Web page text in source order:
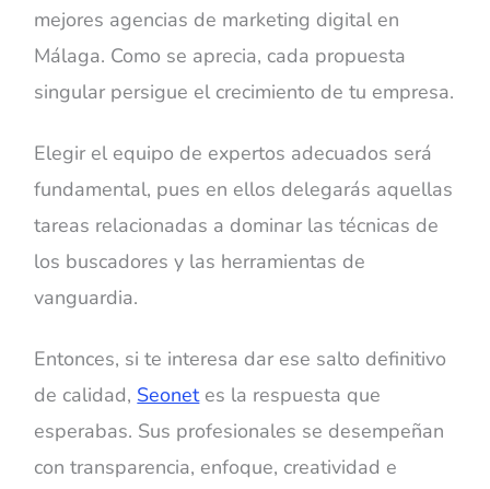
mejores agencias de marketing digital en
Málaga. Como se aprecia, cada propuesta
singular persigue el crecimiento de tu empresa.
Elegir el equipo de expertos adecuados será
fundamental, pues en ellos delegarás aquellas
tareas relacionadas a dominar las técnicas de
los buscadores y las herramientas de
vanguardia.
Entonces, si te interesa dar ese salto definitivo
de calidad, Seonetes la respuesta que
esperabas. Sus profesionales se desempeñan
con transparencia, enfoque, creatividad e